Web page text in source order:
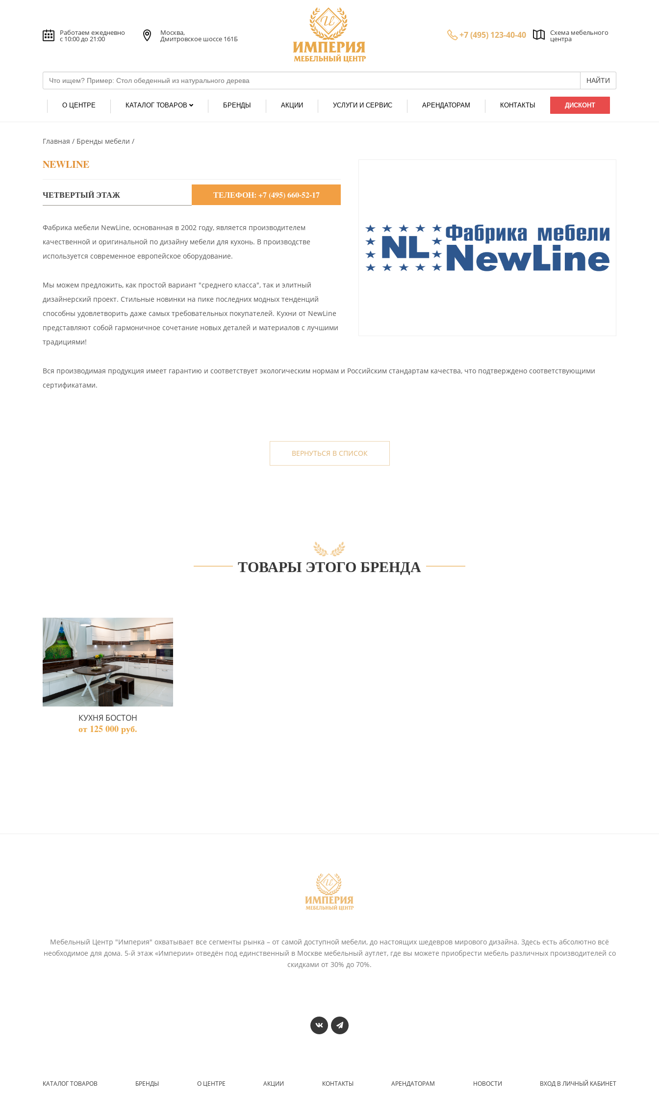
Работаем ежедневно
с 10:00 до 21:00
Москва,
Дмитровское шоссе 161Б
Схема мебельного
центра
+7 (495) 123-40-40
НАЙТИ
О ЦЕНТРЕ КАТАЛОГ ТОВАРОВ БРЕНДЫ АКЦИИ УСЛУГИ И СЕРВИС АРЕНДАТОРАМ КОНТАКТЫ ДИСКОНТ
Главная Бренды мебели
NEWLINE
ЧЕТВЕРТЫЙ ЭТАЖ ТЕЛЕФОН: +7 (495) 660-52-17
Фабрика мебели NewLine, основанная в 2002 году, является производителем
качественной и оригинальной по дизайну мебели для кухонь. В производстве
используется современное европейское оборудование.
Мы можем предложить, как простой вариант "среднего класса", так и элитный
дизайнерский проект. Стильные новинки на пике последних модных тенденций
способны удовлетворить даже самых требовательных покупателей. Кухни от NewLine
представляют собой гармоничное сочетание новых деталей и материалов с лучшими
традициями!
Вся производимая продукция имеет гарантию и соответствует экологическим нормам и Российским стандартам качества, что подтверждено соответствующими
сертификатами.
ВЕРНУТЬСЯ В СПИСОК
ТОВАРЫ ЭТОГО БРЕНДА
КУХНЯ БОСТОН
от 125 000 руб.
Мебельный Центр "Империя" охватывает все сегменты рынка – от самой доступной мебели, до настоящих шедевров мирового дизайна. Здесь есть абсолютно всё
необходимое для дома. 5-й этаж «Империи» отведён под единственный в Москве мебельный аутлет, где вы можете приобрести мебель различных производителей со
скидками от 30% до 70%.
КАТАЛОГ ТОВАРОВ БРЕНДЫ О ЦЕНТРЕ АКЦИИ КОНТАКТЫ АРЕНДАТОРАМ НОВОСТИ ВХОД В ЛИЧНЫЙ КАБИНЕТ